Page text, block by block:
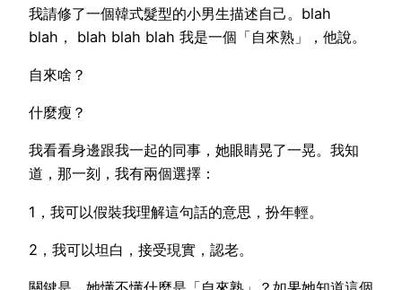
我請修了一個韓式髮型的小男生描述自己。blah
blah， blah blah blah 我是一個「自來熟」，他說。
自來啥？
什麼瘦？
我看看身邊跟我一起的同事，她眼睛晃了一晃。我知
道，那一刻，我有兩個選擇：
1，我可以假裝我理解這句話的意思，扮年輕。
2，我可以坦白，接受現實，認老。